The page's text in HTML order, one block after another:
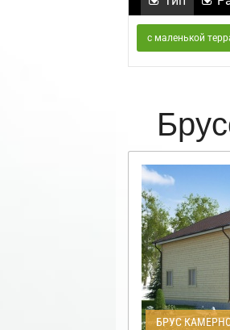
с маленькой
БРУС